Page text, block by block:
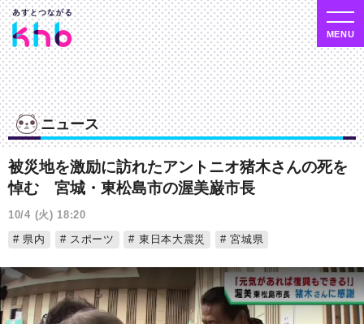
ニュース
被災地を激励に訪れたアントニオ猪木さんの死を
悼む 宮城・東松島市の渥美巌市長
10/4 (火) 18:20
県内
スポーツ 東日本大震災 宮城県